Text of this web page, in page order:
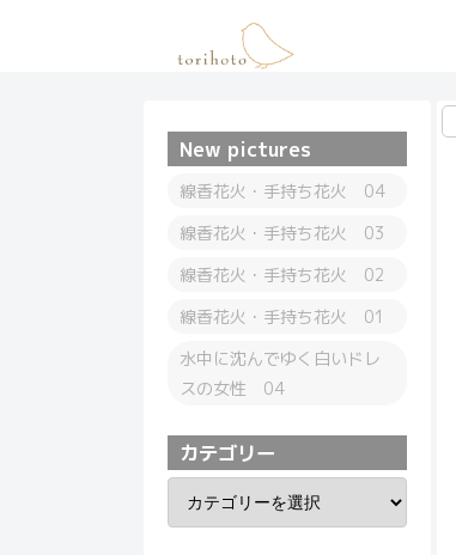
New pictures
線香花火・手持ち花火 04
線香花火・手持ち花火 03
線香花火・手持ち花火 02
線香花火・手持ち花火 01
水中に沈んでゆく白いドレ
スの女性 04
カテゴリー